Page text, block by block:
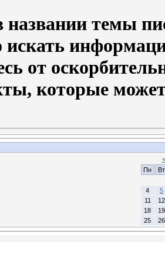
названии темы
искать
от
которые
«
Пн
Вт
4
5
11
12
18
19
25
26